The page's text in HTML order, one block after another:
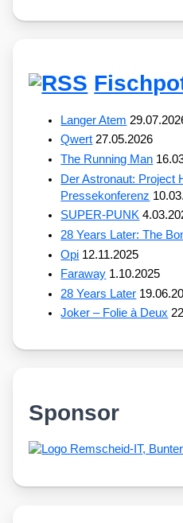
Langer Atem
Qwert 27.05.2026
The Running Man
Der Astronaut: Project
Pressekonferenz
SUPER-PUNK
28 Years Later: The
Opi 12.11.2025
Faraway 1.10.2025
28 Years Later
Joker – Folie à Deux
Sponsor